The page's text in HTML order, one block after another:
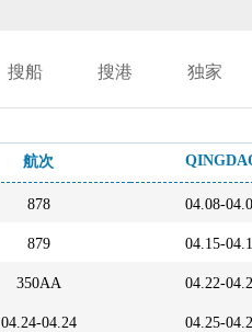
搜船 搜港 独家
航次
878 04.08-
879 04.15-
350AA 04.22-
04.24-04.24 04.25-